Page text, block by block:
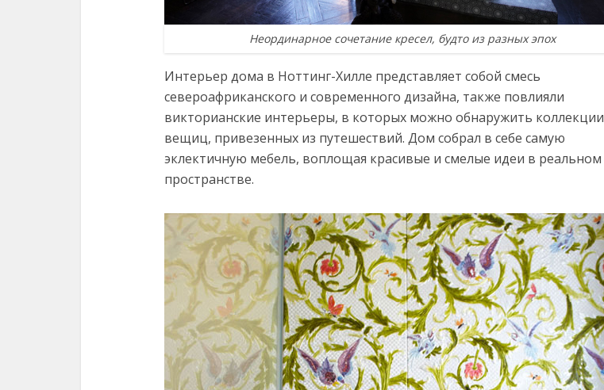
Неординарное сочетание кресел, будто из разных эпох
Интерьер дома в Ноттинг-Хилле представляет собой смесь
североафриканского и современного дизайна, также повлияли
викторианские интерьеры, в которых можно обнаружить коллекции
вещиц, привезенных из путешествий. Дом собрал в себе самую
эклектичную мебель, воплощая красивые и смелые идеи в реальном
пространстве.